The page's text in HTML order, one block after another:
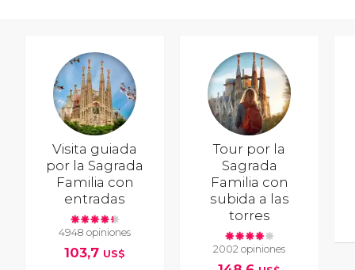
Visita guiada
por la Sagrada
Familia con
entradas
4948 opiniones
103,7 US$
Tour por la
Sagrada
Familia con
subida a las
torres
2002 opiniones